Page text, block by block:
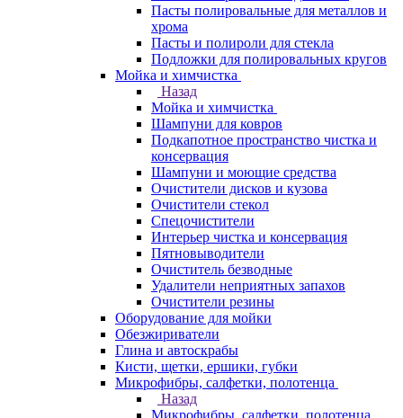
Пасты полировальные для металлов и
хрома
Пасты и полироли для стекла
Подложки для полировальных кругов
Мойка и химчистка
Назад
Мойка и химчистка
Шампуни для ковров
Подкапотное пространство чистка и
консервация
Шампуни и моющие средства
Очистители дисков и кузова
Очистители стекол
Спецочистители
Интерьер чистка и консервация
Пятновыводители
Очиститель безводные
Удалители неприятных запахов
Очистители резины
Оборудование для мойки
Обезжириватели
Глина и автоскрабы
Кисти, щетки, ершики, губки
Микрофибры, салфетки, полотенца
Назад
Микрофибры, салфетки, полотенца